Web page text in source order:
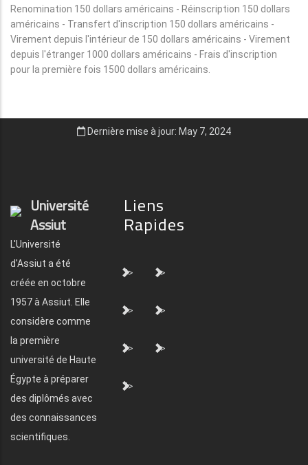
Renomination 150 dollars américains - Réinscription 150 dollars
américains - Transfert d'inscription 150 dollars américains -
Virement depuis l'intérieur de 150 dollars américains - Virement
depuis l'étranger 1000 dollars américains - Frais d'inscription
pour la première fois 1500 dollars américains.
Dernière mise à jour: May 7, 2024
Université
Assiut
L'Université
d'Assiut a été
créée en octobre
1957 à Assiut. Elle
considère comme
la première
université de Haute
Égypte à préparer
des diplômés avec
des connaissances
scientifiques.
Liens
Rapides
"> ">
"> ">
"> ">
">